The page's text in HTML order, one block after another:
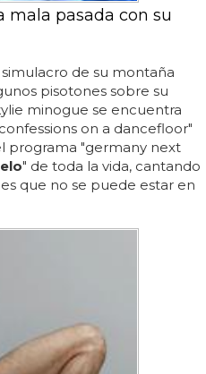
mala pasada con su
de su montaña
pisotones sobre su
minogue se encuentra
on a dancefloor"
programa "germany next
" de toda la vida, cantando
que no se puede estar en